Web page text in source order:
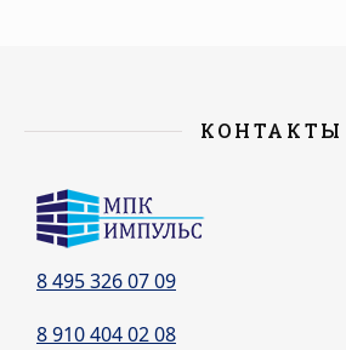
КОНТАКТЫ
8 495 326 07 09
8 910 404 02 08